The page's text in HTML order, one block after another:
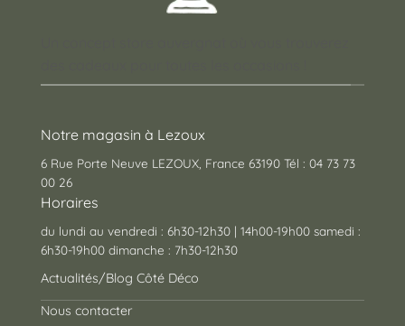
Notre magasin à Lezoux
6 Rue Porte Neuve LEZOUX, France 63190 Tél : 04 73 73
00 26
Horaires
du lundi au vendredi : 6h30-12h30 | 14h00-19h00 samedi :
6h30-19h00 dimanche : 7h30-12h30
Actualités/Blog Côté Déco
Nous contacter